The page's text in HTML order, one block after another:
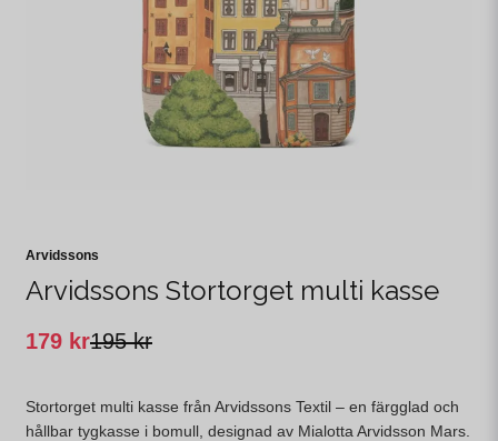
Arvidssons
Arvidssons Stortorget multi kasse
195 kr
179 kr
Stortorget multi kasse från Arvidssons Textil – en färgglad och
hållbar tygkasse i bomull, designad av Mialotta Arvidsson Mars.